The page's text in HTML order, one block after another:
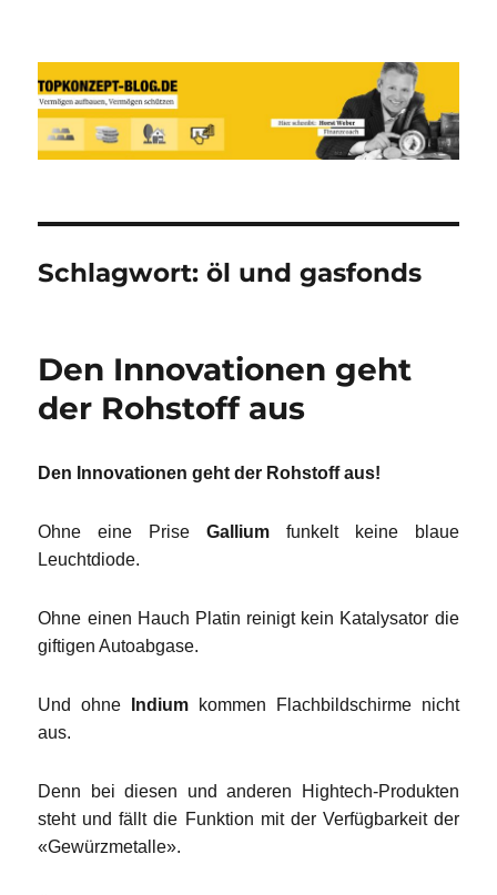
Reich werden und Vermögen
schützen mit Sachwerten-Silber-
Gold-Silbermünzen-Goldmünzen
Schlagwort:öl und gasfonds
Den Innovationen geht
der Rohstoff aus
Den Innovationen geht der Rohstoff aus!
Ohne eine Prise Gallium funkelt keine blaue
Leuchtdiode.
Ohne einen Hauch Platin reinigt kein Katalysator die
giftigen Autoabgase.
Und ohne Indium
kommen Flachbildschirme nicht
aus.
Denn bei diesen und anderen Hightech-Produkten
steht und fällt die Funktion mit der Verfügbarkeit der
«Gewürzmetalle».